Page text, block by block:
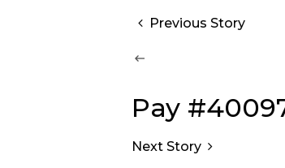
Previous Story
Pay
Next Story